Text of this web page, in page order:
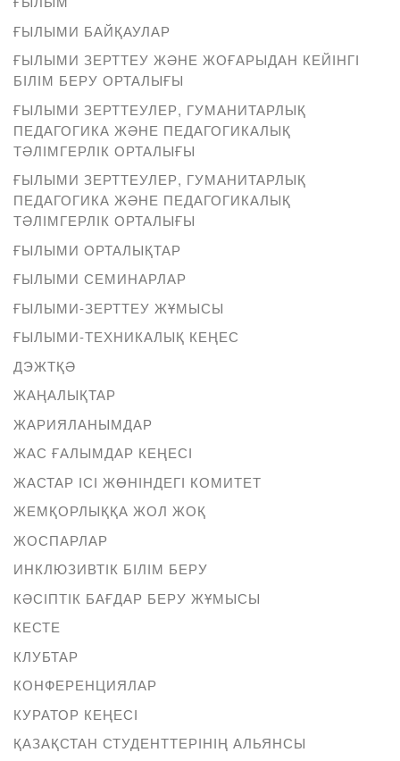
ҒЫЛЫМИ БАЙҚАУЛАР
ҒЫЛЫМИ ЗЕРТТЕУ ЖӘНЕ ЖОҒАРЫДАН КЕЙІНГІ
БІЛІМ БЕРУ ОРТАЛЫҒЫ
ҒЫЛЫМИ ЗЕРТТЕУЛЕР, ГУМАНИТАРЛЫҚ
ПЕДАГОГИКА ЖӘНЕ ПЕДАГОГИКАЛЫҚ
ТӘЛІМГЕРЛІК ОРТАЛЫҒЫ
ҒЫЛЫМИ ЗЕРТТЕУЛЕР, ГУМАНИТАРЛЫҚ
ПЕДАГОГИКА ЖӘНЕ ПЕДАГОГИКАЛЫҚ
ТӘЛІМГЕРЛІК ОРТАЛЫҒЫ
ҒЫЛЫМИ ОРТАЛЫҚТАР
ҒЫЛЫМИ СЕМИНАРЛАР
ҒЫЛЫМИ-ЗЕРТТЕУ ЖҰМЫСЫ
ҒЫЛЫМИ-ТЕХНИКАЛЫҚ КЕҢЕС
ДЭЖТҚӘ
ЖАҢАЛЫҚТАР
ЖАРИЯЛАНЫМДАР
ЖАС ҒАЛЫМДАР КЕҢЕСІ
ЖАСТАР ІСІ ЖӨНІНДЕГІ КОМИТЕТ
ЖЕМҚОРЛЫҚҚА ЖОЛ ЖОҚ
ЖОСПАРЛАР
ИНКЛЮЗИВТІК БІЛІМ БЕРУ
КӘСІПТІК БАҒДАР БЕРУ ЖҰМЫСЫ
КЕСТЕ
КЛУБТАР
КОНФЕРЕНЦИЯЛАР
КУРАТОР КЕҢЕСІ
ҚАЗАҚСТАН СТУДЕНТТЕРІНІҢ АЛЬЯНСЫ